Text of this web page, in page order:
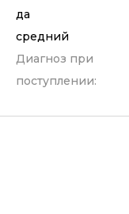
да
средний
Диагноз при
поступлении: